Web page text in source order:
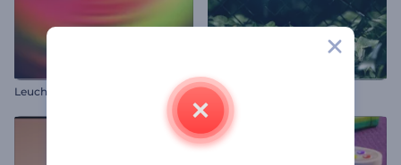
Leuchtendes Retrowellen-Logo Dramatische Natur Logo